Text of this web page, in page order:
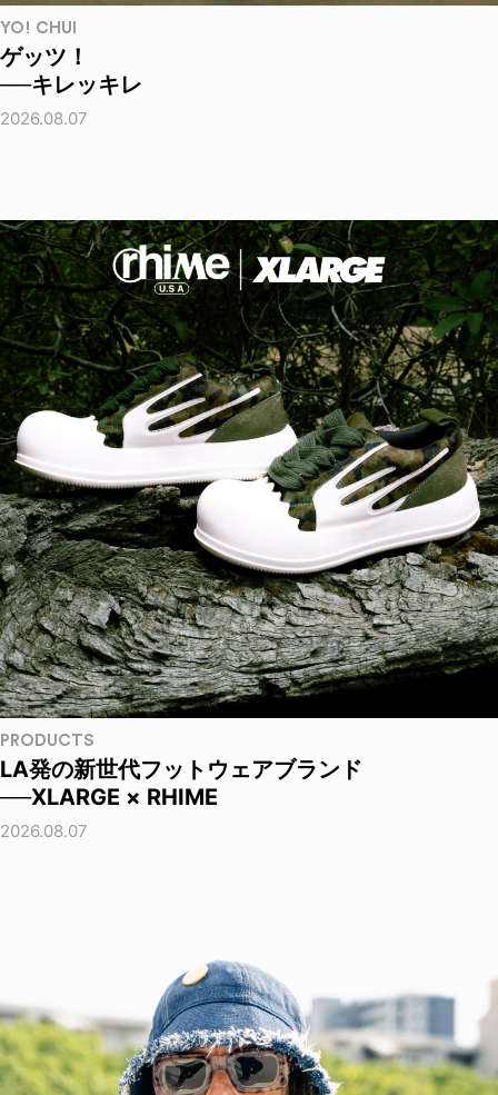
YO! CHUI
ゲッツ！
──キレッキレ
2026.08.07
PRODUCTS
LA発の新世代フットウェアブランド
──XLARGE × RHIME
2026.08.07